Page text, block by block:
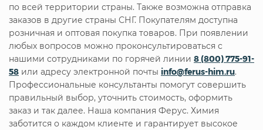
по всей территории страны. Также возможна отправка
заказов в другие страны СНГ. Покупателям доступна
розничная и оптовая покупка товаров. При появлении
любых вопросов можно проконсультироваться с
нашими сотрудниками по горячей линии 8 (800) 775-91-
58 или адресу электронной почты info@ferus-him.ru.
Профессиональные консультанты помогут совершить
правильный выбор, уточнить стоимость, оформить
заказ и так далее. Наша компания Ферус. Химия
заботится о каждом клиенте и гарантирует высокое